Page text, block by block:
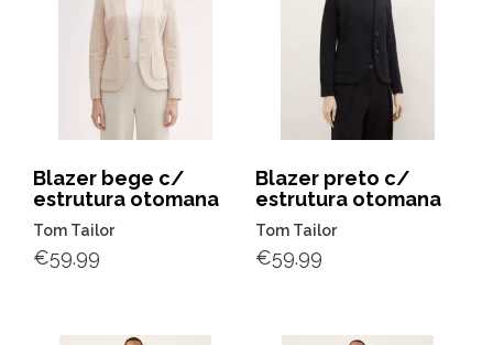
Blazer bege c/
estrutura otomana
Tom Tailor
€59.99
Blazer preto c/
estrutura otomana
Tom Tailor
€59.99